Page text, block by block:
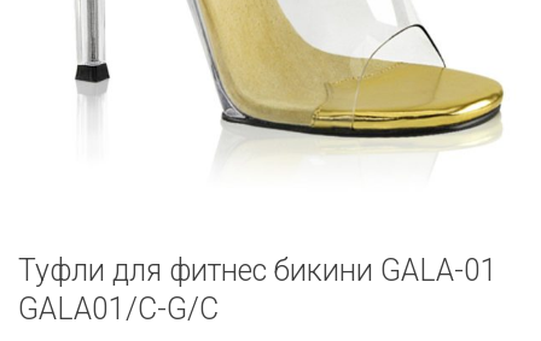
Туфли для фитнес бикини GALA-01
GALA01/C-G/C